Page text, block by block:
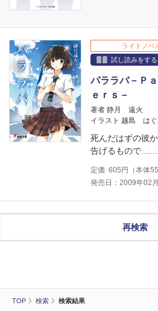
TOP 検索 検索結果
ライトノベ
試し読みをする
パララバ－Ｐ
ｅｒｓ－
著者 静月 遠火
イラスト 越島 はぐ
死んだはずの彼
告げるもので……
定価 605 円（本体
発売日：2009年02
再検索